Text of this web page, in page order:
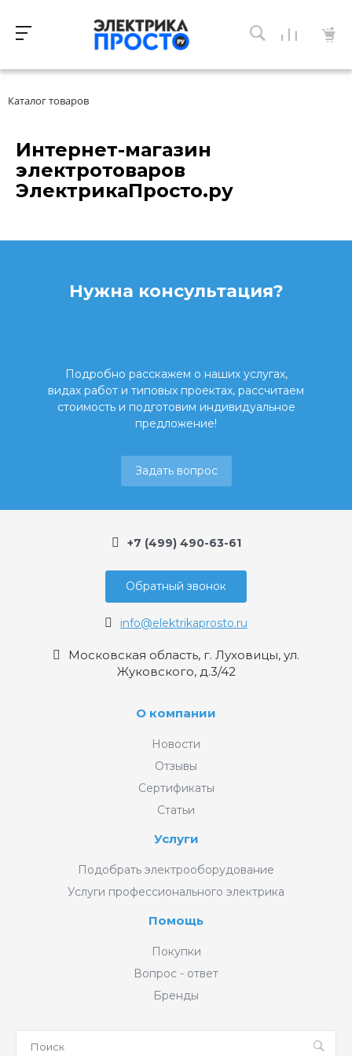
Каталог товаров
Интернет-магазин
электротоваров
ЭлектрикаПросто.ру
Нужна консультация?
Подробно расскажем о наших услугах,
видах работ и типовых проектах, рассчитаем
стоимость и подготовим индивидуальное
предложение!
Задать вопрос
+7 (499) 490-63-61
Обратный звонок
info@elektrikaprosto.ru
Московская область, г. Луховицы, ул.
Жуковского, д.3/42
О компании
Новости
Отзывы
Сертификаты
Статьи
Услуги
Подобрать электрооборудование
Услуги профессионального электрика
Помощь
Покупки
Вопрос - ответ
Бренды